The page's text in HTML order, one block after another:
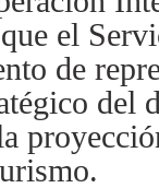
el
de
del